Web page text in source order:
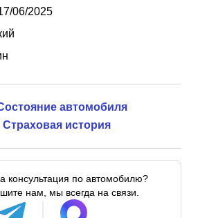
06/2025
автомобиля
Страховая история
консультация по автомобилю?
нам, мы всегда на связи.